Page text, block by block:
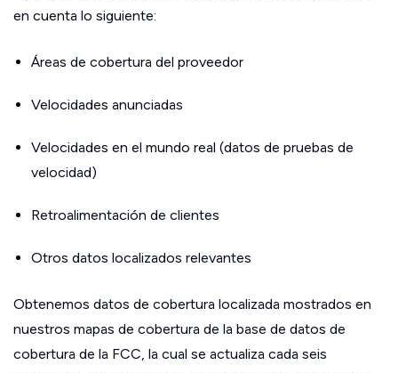
en cuenta lo siguiente:
Áreas de cobertura del proveedor
Velocidades anunciadas
Velocidades en el mundo real (datos de pruebas de
velocidad)
Retroalimentación de clientes
Otros datos localizados relevantes
Obtenemos datos de cobertura localizada mostrados en
nuestros mapas de cobertura de la base de datos de
cobertura de la FCC, la cual se actualiza cada seis